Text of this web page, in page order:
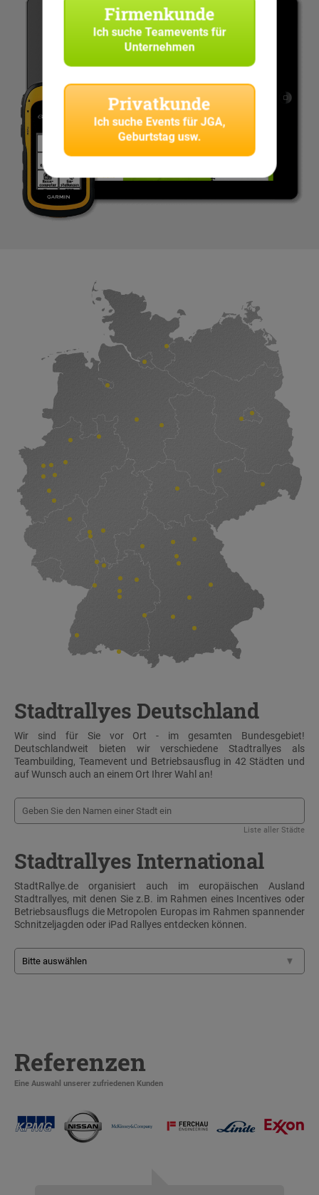
Stadtrallyes Deutschland
Wir sind für Sie vor Ort - im gesamten Bundesgebiet!
Deutschlandweit bieten wir verschiedene Stadtrallyes als
Teambuilding, Teamevent und Betriebsausflug in 42 Städten und
auf Wunsch auch an einem Ort Ihrer Wahl an!
Liste aller Städte
Stadtrallyes International
StadtRallye.de organisiert auch im europäischen Ausland
Stadtrallyes, mit denen Sie z.B. im Rahmen eines Incentives oder
Betriebsausflugs die Metropolen Europas im Rahmen spannender
Schnitzeljagden oder iPad Rallyes entdecken können.
Referenzen
Eine Auswahl unserer zufriedenen Kunden
Firmenkunde
Ich sucheTeamevents für
Unternehmen
Privatkunde
Ich suche Events für JGA,
Geburtstag usw.